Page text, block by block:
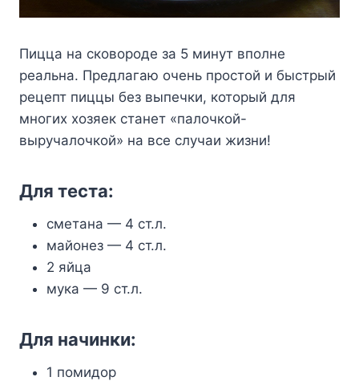
Пицца на сковороде за 5 минут вполне
реальна. Предлагаю очень простой и быстрый
рецепт пиццы без выпечки, который для
многих хозяек станет «палочкой-
выручалочкой» на все случаи жизни!
Для теста:
сметана — 4 ст.л.
майонез — 4 ст.л.
2 яйца
мука — 9 ст.л.
Для начинки:
1 помидор